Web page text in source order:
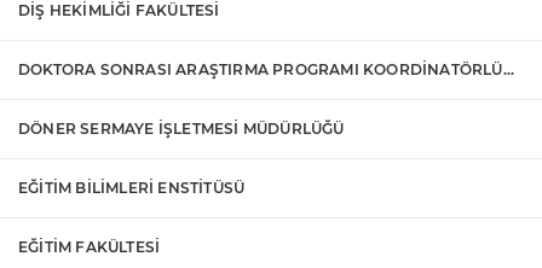
DİŞ HEKİMLİĞİ FAKÜLTESİ
DOKTORA SONRASI ARAŞTIRMA PROGRAMI KOORDİNATÖRLÜĞÜ
DÖNER SERMAYE İŞLETMESİ MÜDÜRLÜĞÜ
EĞİTİM BİLİMLERİ ENSTİTÜSÜ
EĞİTİM FAKÜLTESİ